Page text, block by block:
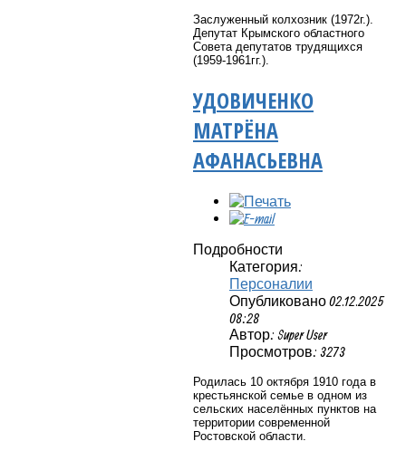
Заслуженный колхозник (1972г.).
Депутат Крымского областного
Совета депутатов трудящихся
(1959-1961гг.).
УДОВИЧЕНКО
МАТРЁНА
АФАНАСЬЕВНА
Подробности
Категория:
Персоналии
Опубликовано 02.12.2025
08:28
Автор: Super User
Просмотров: 3273
Родилась 10 октября 1910 года в
крестьянской семье в одном из
сельских населённых пунктов на
территории современной
Ростовской области.